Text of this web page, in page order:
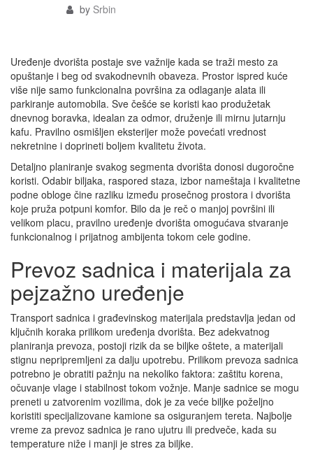
by Srbin
Uređenje dvorišta postaje sve važnije kada se traži mesto za
opuštanje i beg od svakodnevnih obaveza. Prostor ispred kuće
više nije samo funkcionalna površina za odlaganje alata ili
parkiranje automobila. Sve češće se koristi kao produžetak
dnevnog boravka, idealan za odmor, druženje ili mirnu jutarnju
kafu. Pravilno osmišljen eksterijer može povećati vrednost
nekretnine i doprineti boljem kvalitetu života.
Detaljno planiranje svakog segmenta dvorišta donosi dugoročne
koristi. Odabir biljaka, raspored staza, izbor nameštaja i kvalitetne
podne obloge čine razliku između prosečnog prostora i dvorišta
koje pruža potpuni komfor. Bilo da je reč o manjoj površini ili
velikom placu, pravilno uređenje dvorišta omogućava stvaranje
funkcionalnog i prijatnog ambijenta tokom cele godine.
Prevoz sadnica i materijala za
pejzažno uređenje
Transport sadnica i građevinskog materijala predstavlja jedan od
ključnih koraka prilikom uređenja dvorišta. Bez adekvatnog
planiranja prevoza, postoji rizik da se biljke oštete, a materijali
stignu nepripremljeni za dalju upotrebu. Prilikom prevoza sadnica
potrebno je obratiti pažnju na nekoliko faktora: zaštitu korena,
očuvanje vlage i stabilnost tokom vožnje. Manje sadnice se mogu
preneti u zatvorenim vozilima, dok je za veće biljke poželjno
koristiti specijalizovane kamione sa osiguranjem tereta. Najbolje
vreme za prevoz sadnica je rano ujutru ili predveče, kada su
temperature niže i manji je stres za biljke.